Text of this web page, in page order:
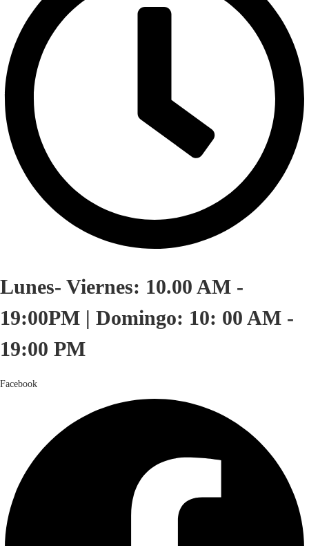
Lunes- Viernes: 10.00 AM -
19:00PM | Domingo: 10: 00 AM -
19:00 PM
Facebook